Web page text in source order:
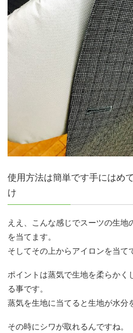
使用方法は簡単です手にはめ
け
ええ、こんな感じでスーツの生地
を当てます。
そしてその上からアイロンを当て
ポイントは蒸気で生地を柔らかく
る事です。
蒸気を生地に当てると生地が水分
その時にシワが取れるんですね。